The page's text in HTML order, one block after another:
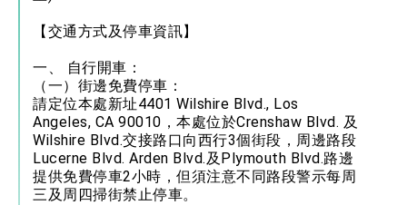
【交通方式及停車資訊】
一、 自行開車：
（一）街邊免費停車：
請定位本處新址4401 Wilshire Blvd., Los
Angeles, CA 90010，本處位於Crenshaw Blvd. 及
Wilshire Blvd.交接路口向西行3個街段，周邊路段
Lucerne Blvd. Arden Blvd.及Plymouth Blvd.路邊
提供免費停車2小時，但須注意不同路段警示每周
三及周四掃街禁止停車。